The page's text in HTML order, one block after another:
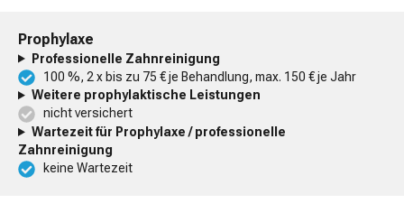
Prophylaxe
Professionelle Zahnreinigung
100 %, 2 x bis zu 75 € je Behandlung, max. 150 € je Jahr
Weitere prophylaktische Leistungen
nicht versichert
Wartezeit für Prophylaxe / professionelle
Zahnreinigung
keine Wartezeit